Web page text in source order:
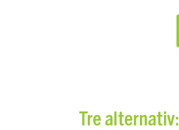
Tre alternativ: